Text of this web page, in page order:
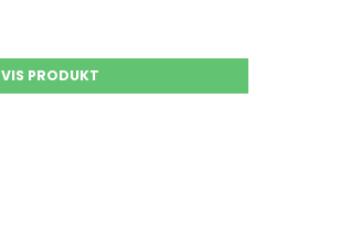
VIS PRODUKT